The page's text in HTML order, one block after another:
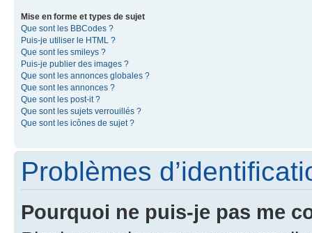
Mise en forme et types de sujet
Que sont les BBCodes ?
Puis-je utiliser le HTML ?
Que sont les smileys ?
Puis-je publier des images ?
Que sont les annonces globales ?
Que sont les annonces ?
Que sont les post-it ?
Que sont les sujets verrouillés ?
Que sont les icônes de sujet ?
Problèmes
Pourquoi ne puis-je pas me